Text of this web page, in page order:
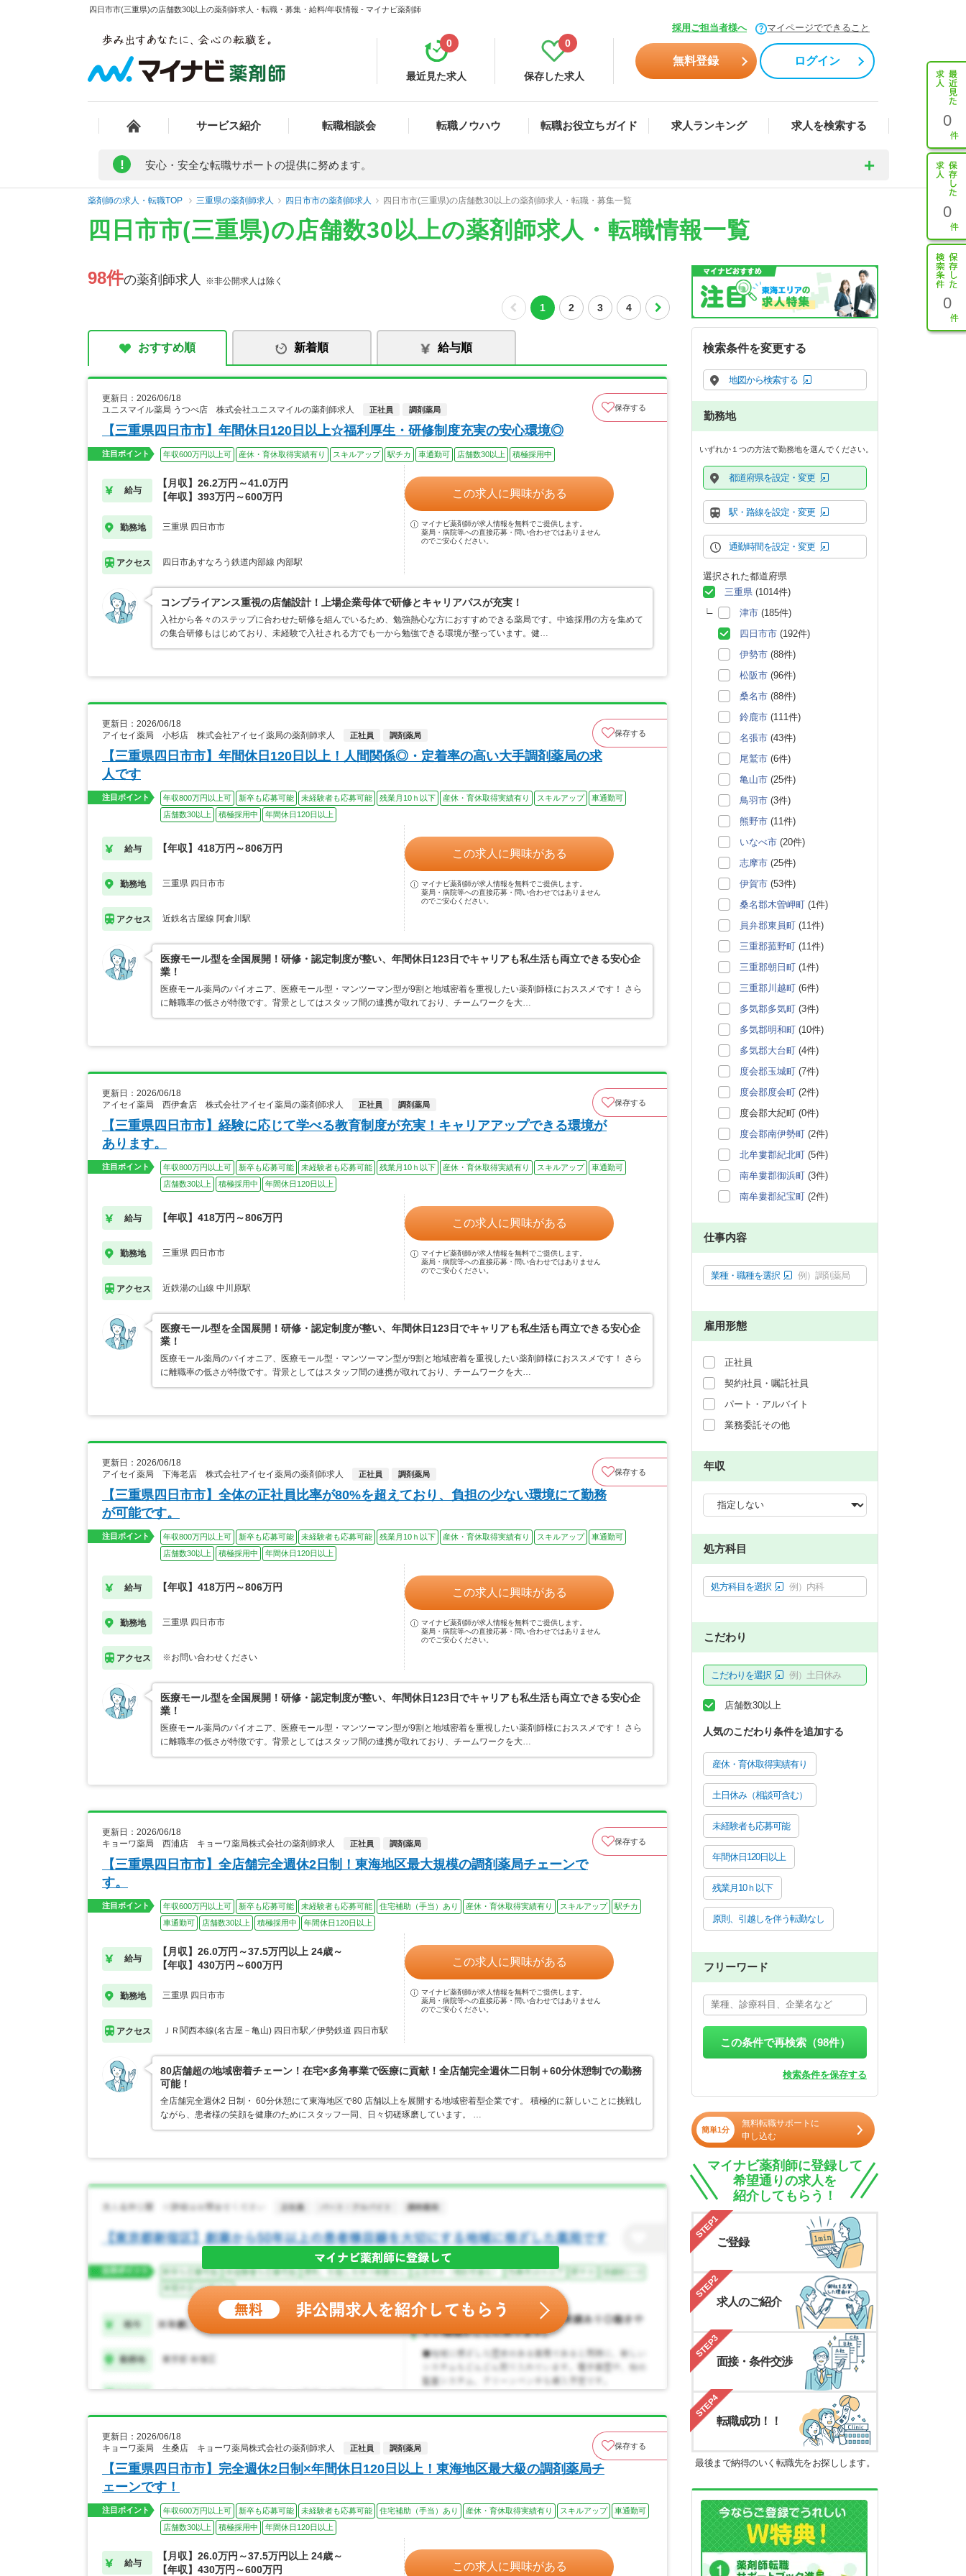
四日市市(三重県)の店舗数30以上の薬剤師求人・転職・募集・給料/年収情報 - マイナビ薬剤師
採用ご担当者様へ マイページでできること
最近見た求人
0
保存した求人
0
無料登録 ログイン
サービス紹介 転職相談会 転職ノウハウ 転職お役立ちガイド 求人ランキング 求人を検索する 0
0
0
! 安心・安全な転職サポートの提供に努めます。
薬剤師の求人・転職TOP 三重県の薬剤師求人 四日市市の薬剤師求人 四日市市(三重県)の店舗数30以上の薬剤師求人・転職・募集一覧
四日市市(三重県)の店舗数30以上の薬剤師求人・転職情報一覧
98件の薬剤師求人 ※非公開求人は除く
1 2 3 4
おすすめ順 新着順 給与順
更新日：2026/06/18
ユニスマイル薬局 うつべ店 株式会社ユニスマイルの薬剤師求人
正社員 調剤薬局 保存する
【三重県四日市市】年間休日120日以上☆福利厚生・研修制度充実の安心環境◎
注目ポイント 年収600万円以上可 産休・育休取得実績有り スキルアップ 駅チカ 車通勤可 店舗数30以上 積極採用中
給与
【月収】26.2万円～41.0万円
【年収】393万円～600万円
勤務地 三重県 四日市市
アクセス 四日市あすなろう鉄道内部線 内部駅
この求人に興味がある
マイナビ薬剤師が求人情報を無料でご提供します。
薬局・病院等への直接応募・問い合わせではありません
のでご安心ください。
コンプライアンス重視の店舗設計！上場企業母体で研修とキャリアパスが充実！
入社から各々のステップに合わせた研修を組んでいるため、勉強熱心な方におすすめできる薬局です。中途採用の方を集めて
の集合研修もはじめており、未経験で入社される方でも一から勉強できる環境が整っています。健…
更新日：2026/06/18
アイセイ薬局 小杉店 株式会社アイセイ薬局の薬剤師求人
正社員 調剤薬局 保存する
【三重県四日市市】年間休日120日以上！人間関係◎・定着率の高い大手調剤薬局の求
人です
注目ポイント 年収800万円以上可 新卒も応募可能 未経験者も応募可能 残業月10ｈ以下 産休・育休取得実績有り スキルアップ
車通勤可
店舗数30以上
積極採用中 年間休日120日以上
給与 【年収】418万円～806万円
勤務地 三重県 四日市市
アクセス 近鉄名古屋線 阿倉川駅
この求人に興味がある
マイナビ薬剤師が求人情報を無料でご提供します。
薬局・病院等への直接応募・問い合わせではありません
のでご安心ください。
医療モール型を全国展開！研修・認定制度が整い、年間休日123日でキャリアも私生活も両立できる安心企
業！
医療モール薬局のパイオニア、医療モール型・マンツーマン型が9割と地域密着を重視したい薬剤師様におススメです！ さら
に離職率の低さが特徴です。背景としてはスタッフ間の連携が取れており、チームワークを大…
更新日：2026/06/18
アイセイ薬局 西伊倉店 株式会社アイセイ薬局の薬剤師求人
正社員 調剤薬局 保存する
【三重県四日市市】経験に応じて学べる教育制度が充実！キャリアアップできる環境が
あります。
注目ポイント 年収800万円以上可 新卒も応募可能 未経験者も応募可能 残業月10ｈ以下 産休・育休取得実績有り スキルアップ
車通勤可
店舗数30以上
積極採用中 年間休日120日以上
給与 【年収】418万円～806万円
勤務地 三重県 四日市市
アクセス 近鉄湯の山線 中川原駅
この求人に興味がある
マイナビ薬剤師が求人情報を無料でご提供します。
薬局・病院等への直接応募・問い合わせではありません
のでご安心ください。
医療モール型を全国展開！研修・認定制度が整い、年間休日123日でキャリアも私生活も両立できる安心企
業！
医療モール薬局のパイオニア、医療モール型・マンツーマン型が9割と地域密着を重視したい薬剤師様におススメです！ さら
に離職率の低さが特徴です。背景としてはスタッフ間の連携が取れており、チームワークを大…
更新日：2026/06/18
アイセイ薬局 下海老店 株式会社アイセイ薬局の薬剤師求人
正社員 調剤薬局 保存する
【三重県四日市市】全体の正社員比率が80%を超えており、負担の少ない環境にて勤務
が可能です。
注目ポイント 年収800万円以上可 新卒も応募可能 未経験者も応募可能 残業月10ｈ以下 産休・育休取得実績有り スキルアップ
車通勤可
店舗数30以上
積極採用中 年間休日120日以上
給与 【年収】418万円～806万円
勤務地 三重県 四日市市
アクセス ※お問い合わせください
この求人に興味がある
マイナビ薬剤師が求人情報を無料でご提供します。
薬局・病院等への直接応募・問い合わせではありません
のでご安心ください。
医療モール型を全国展開！研修・認定制度が整い、年間休日123日でキャリアも私生活も両立できる安心企
業！
医療モール薬局のパイオニア、医療モール型・マンツーマン型が9割と地域密着を重視したい薬剤師様におススメです！ さら
に離職率の低さが特徴です。背景としてはスタッフ間の連携が取れており、チームワークを大…
更新日：2026/06/18
キョーワ薬局 西浦店 キョーワ薬局株式会社の薬剤師求人
正社員 調剤薬局 保存する
【三重県四日市市】全店舗完全週休2日制！東海地区最大規模の調剤薬局チェーンで
す。
注目ポイント 年収600万円以上可 新卒も応募可能 未経験者も応募可能 住宅補助（手当）あり 産休・育休取得実績有り スキルアップ
駅チカ
車通勤可
店舗数30以上 積極採用中 年間休日120日以上
給与
【月収】26.0万円～37.5万円以上 24歳～
【年収】430万円～600万円
勤務地 三重県 四日市市
アクセス ＪＲ関西本線(名古屋－亀山) 四日市駅／伊勢鉄道 四日市駅
この求人に興味がある
マイナビ薬剤師が求人情報を無料でご提供します。
薬局・病院等への直接応募・問い合わせではありません
のでご安心ください。
80店舗超の地域密着チェーン！在宅×多角事業で医療に貢献！全店舗完全週休二日制＋60分休憩制での勤務
可能！
全店舗完全週休2 日制・ 60分休憩にて東海地区で80 店舗以上を展開する地域密着型企業です。 積極的に新しいことに挑戦し
ながら、患者様の笑顔を健康のためにスタッフ一同、日々切磋琢磨しています。 …
更新日：2026/06/18
キョーワ薬局 生桑店 キョーワ薬局株式会社の薬剤師求人
正社員 調剤薬局 保存する
【三重県四日市市】完全週休2日制×年間休日120日以上！東海地区最大級の調剤薬局チ
ェーンです！
注目ポイント 年収600万円以上可 新卒も応募可能 未経験者も応募可能 住宅補助（手当）あり 産休・育休取得実績有り スキルアップ
車通勤可
店舗数30以上
積極採用中 年間休日120日以上
給与
【月収】26.0万円～37.5万円以上 24歳～
【年収】430万円～600万円
この求人に興味がある
検索条件を変更する
地図から検索する
勤務地
いずれか１つの方法で勤務地を選んでください。
都道府県を設定・変更
駅・路線を設定・変更
通勤時間を設定・変更
選択された都道府県
三重県 (1014件)
津市 (185件)
四日市市 (192件)
伊勢市 (88件)
松阪市 (96件)
桑名市 (88件)
鈴鹿市 (111件)
名張市 (43件)
尾鷲市 (6件)
亀山市 (25件)
鳥羽市 (3件)
熊野市 (11件)
いなべ市 (20件)
志摩市 (25件)
伊賀市 (53件)
桑名郡木曽岬町 (1件)
員弁郡東員町 (11件)
三重郡菰野町 (11件)
三重郡朝日町 (1件)
三重郡川越町 (6件)
多気郡多気町 (3件)
多気郡明和町 (10件)
多気郡大台町 (4件)
度会郡玉城町 (7件)
度会郡度会町 (2件)
度会郡大紀町 (0件)
度会郡南伊勢町 (2件)
北牟婁郡紀北町 (5件)
南牟婁郡御浜町 (3件)
南牟婁郡紀宝町 (2件)
仕事内容
業種・職種を選択 例）調剤薬局
雇用形態
正社員
契約社員・嘱託社員
パート・アルバイト
業務委託その他
年収
処方科目
処方科目を選択 例）内科
こだわり
こだわりを選択 例）土日休み
店舗数30以上
人気のこだわり条件を追加する
産休・育休取得実績有り
土日休み（相談可含む）
未経験者も応募可能
年間休日120日以上
残業月10ｈ以下
原則、引越しを伴う転勤なし
フリーワード
この条件で再検索（98件）
検索条件を保存する
簡単1分
無料転職サポートに
申し込む
マイナビ薬剤師に登録して
希望通りの求人を
紹介してもらう！
STEP1
ご登録
STEP2
求人のご紹介
STEP3
面接・条件交渉
STEP4
転職成功！！
最後まで納得のいく転職先をお探しします。